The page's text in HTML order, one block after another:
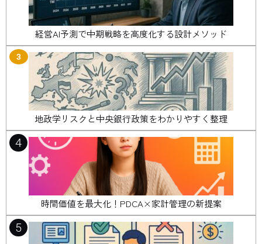
経営AI予測で中期戦略を高度化する設計メソッド
3
地政学リスクと中央銀行政策をわかりやすく整理
4
時間価値を最大化！PDCA×家計管理の新提案
5